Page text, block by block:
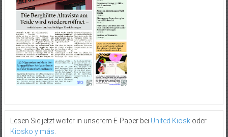
Lesen Sie jetzt weiter in unserem E-Paper bei United Kioskoder
Kiosko y más